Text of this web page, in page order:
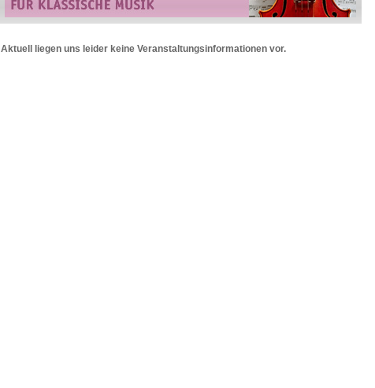
Aktuell liegen uns leider keine Veranstaltungsinformationen vor.